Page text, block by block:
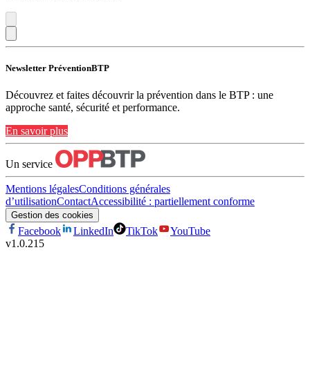
Newsletter PréventionBTP
Découvrez et faites découvrir la prévention dans le BTP : une
approche santé, sécurité et performance.
En savoir plus
Un service
Mentions légalesConditions générales
d’utilisationContactAccessibilité : partiellement conforme
Gestion des cookies
Facebook LinkedIn TikTok
YouTube
v1.0.215